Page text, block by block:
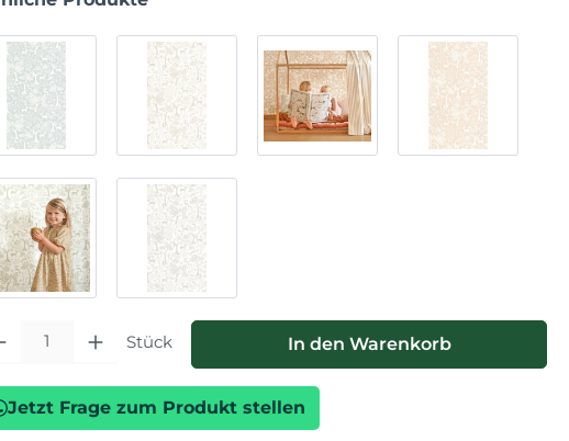
Anzahl: Gib den gewünschten Wert ein oder benutze die
Stück In den Warenkorb
Jetzt Frage zum Produkt stellen